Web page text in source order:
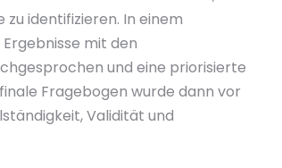
identifizieren. In einem
mit den
und eine priorisierte
Fragebogen wurde dann vor
Validität und